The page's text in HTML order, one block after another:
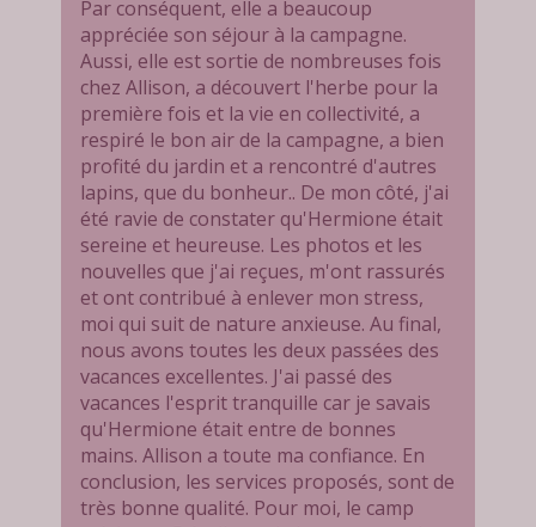
Par conséquent, elle a beaucoup
appréciée son séjour à la campagne.
Aussi, elle est sortie de nombreuses fois
chez Allison, a découvert l'herbe pour la
première fois et la vie en collectivité, a
respiré le bon air de la campagne, a bien
profité du jardin et a rencontré d'autres
lapins, que du bonheur.. De mon côté, j'ai
été ravie de constater qu'Hermione était
sereine et heureuse. Les photos et les
nouvelles que j'ai reçues, m'ont rassurés
et ont contribué à enlever mon stress,
moi qui suit de nature anxieuse. Au final,
nous avons toutes les deux passées des
vacances excellentes. J'ai passé des
vacances l'esprit tranquille car je savais
qu'Hermione était entre de bonnes
mains. Allison a toute ma confiance. En
conclusion, les services proposés, sont de
très bonne qualité. Pour moi, le camp